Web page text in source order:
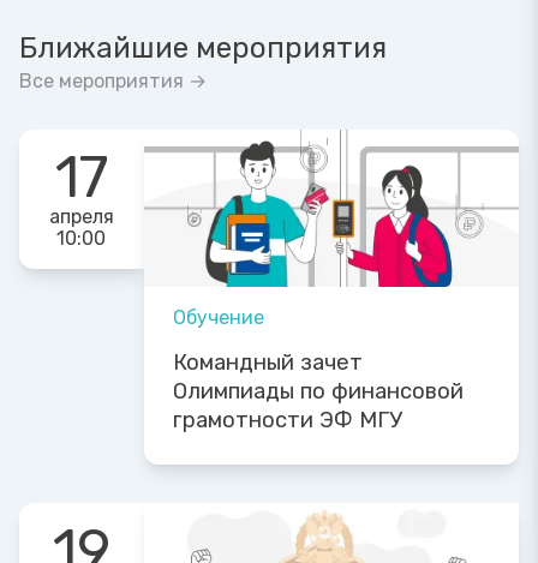
Ближайшие мероприятия
Все мероприятия →
17
апреля
10:00
Обучение
Командный зачет
Олимпиады по финансовой
грамотности ЭФ МГУ